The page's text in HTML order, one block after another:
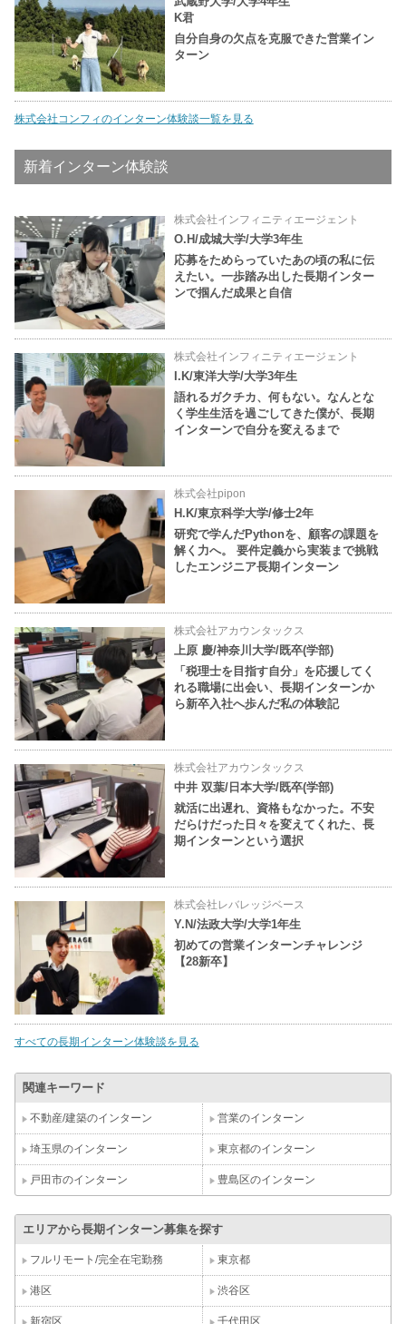
K君
自分自身の欠点を克服できた営業イン
ターン
株式会社コンフィのインターン体験談一覧を見る
新着インターン体験談
株式会社インフィニティエージェント
O.H/成城大学/大学3年生
応募をためらっていたあの頃の私に伝
えたい。一歩踏み出した長期インター
ンで掴んだ成果と自信
株式会社インフィニティエージェント
I.K/東洋大学/大学3年生
語れるガクチカ、何もない。なんとな
く学生生活を過ごしてきた僕が、長期
インターンで自分を変えるまで
株式会社pipon
H.K/東京科学大学/修士2年
研究で学んだPythonを、顧客の課題を
解く力へ。 要件定義から実装まで挑戦
したエンジニア長期インターン
株式会社アカウンタックス
上原 慶/神奈川大学/既卒(学部)
「税理士を目指す自分」を応援してく
れる職場に出会い、長期インターンか
ら新卒入社へ歩んだ私の体験記
株式会社アカウンタックス
中井 双葉/日本大学/既卒(学部)
就活に出遅れ、資格もなかった。不安
だらけだった日々を変えてくれた、長
期インターンという選択
株式会社レバレッジベース
Y.N/法政大学/大学1年生
初めての営業インターンチャレンジ
【28新卒】
すべての長期インターン体験談を見る
関連キーワード
不動産/建築のインターン 営業のインターン
埼玉県のインターン 東京都のインターン
戸田市のインターン 豊島区のインターン
エリアから長期インターン募集を探す
フルリモート/完全在宅勤務 東京都
港区 渋谷区
新宿区 千代田区